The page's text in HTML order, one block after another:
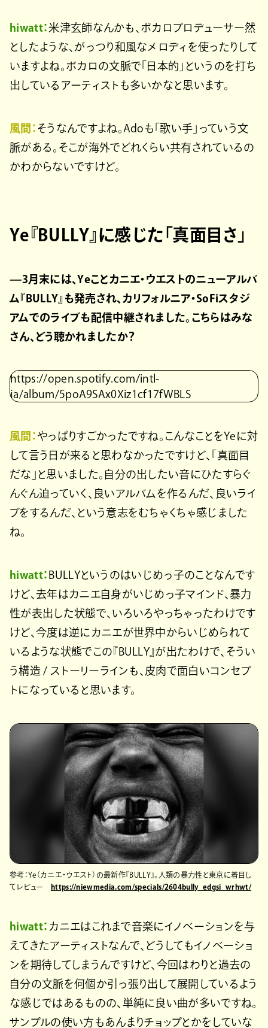
hiwatt：米津玄師なんかも、ボカロプロデューサー然
としたような、がっつり和風なメロディを使ったりして
いますよね。ボカロの文脈で「日本的」というのを打ち
出しているアーティストも多いかなと思います。
風間： そうなんですよね。Adoも「歌い手」っていう文
脈がある。そこが海外でどれくらい共有されているの
かわからないですけど。
Ye『BULLY』に感じた「真面目さ」
—3月末には、Yeことカニエ・ウエストのニューアルバ
ム『BULLY』も発売され、カリフォルニア・SoFiスタジ
アムでのライブも配信中継されました。こちらはみな
さん、どう聴かれましたか？
https://open.spotify.com/intl-
ja/album/5poA9SAx0Xiz1cf17fWBLS
風間： やっぱりすごかったですね。こんなことをYeに対
して言う日が来ると思わなかったですけど、「真面目
だな」と思いました。自分の出したい音にひたすらぐ
んぐん迫っていく、良いアルバムを作るんだ、良いライ
ブをするんだ、という意志をむちゃくちゃ感じました
ね。
hiwatt： BULLYというのはいじめっ子のことなんです
けど、去年はカニエ自身がいじめっ子マインド、暴力
性が表出した状態で、いろいろやっちゃったわけです
けど、今度は逆にカニエが世界中からいじめられて
いるような状態でこの『BULLY』が出たわけで、そうい
う構造 / ストーリーラインも、皮肉で面白いコンセプ
トになっていると思います。
参考：Ye（カニエ・ウエスト）の最新作『BULLY』。人類の暴力性と東京に着目し
てレビュー
https://niewmedia.com/specials/2604bully_edgsi_wrhwt/
hiwatt： カニエはこれまで音楽にイノベーションを与
えてきたアーティストなんで、どうしてもイノベーショ
ンを期待してしまうんですけど、今回はわりと過去の
自分の文脈を何個か引っ張り出して展開しているよう
な感じではあるものの、単純に良い曲が多いですね。
サンプルの使い方もあんまりチョップとかをしていな